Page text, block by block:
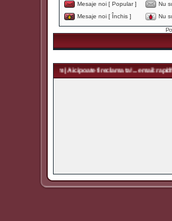
Mesaje noi [ Popular ]
Nu
Mesaje noi [ Închis ]
Nu
| Aici poate fi reclama ta! ... email: